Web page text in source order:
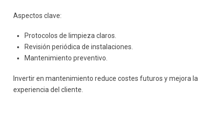
Aspectos clave:
Protocolos de limpieza claros.
Revisión periódica de instalaciones.
Mantenimiento preventivo.
Invertir en mantenimiento reduce costes futuros y mejora la
experiencia del cliente.